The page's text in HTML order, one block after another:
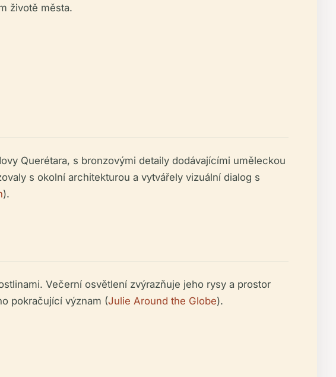
životě města.
Querétara, s bronzovými detaily dodávajícími uměleckou
s okolní architekturou a vytvářely vizuální dialog s
).
Večerní osvětlení zvýrazňuje jeho rysy a prostor
pokračující význam (Julie Around the Globe).